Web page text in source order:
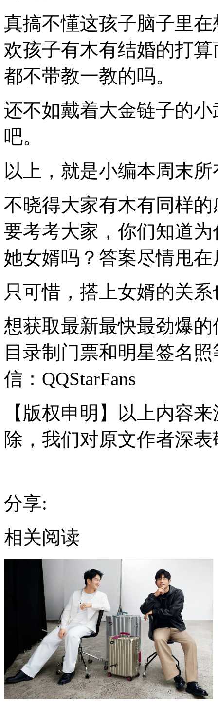
真搞不懂这孩子脑子里
欢孩子有木有结婚的打
都不带教一教的吗。
还不如戴着大金链子的
吧。
以上，就是小编本周末
不晓得大家有木有同样
要考考大家，你们知道
她女婿吗？答案尽情甩
只可惜，搭上女婿的关
想获取最新最快最劲爆
目录制门票和明星签名
信：QQStarFans
【版权申明】以上内容
除，我们对原文作者深
分享:
相关阅读